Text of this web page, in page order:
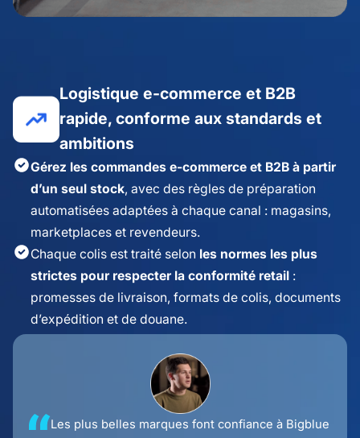
Logistique e-commerce et B2B
rapide, conforme aux standards et
ambitions
Gérez les commandes e-commerce et B2B à partir
d’un seul stock, avec des règles de préparation
automatisées adaptées à chaque canal : magasins,
marketplaces et revendeurs.
Chaque colis est traité selon les normes les plus
strictes pour respecter la conformité retail:
promesses de livraison, formats de colis, documents
d’expédition et de douane.
Les plus belles marques font confiance à Bigblue